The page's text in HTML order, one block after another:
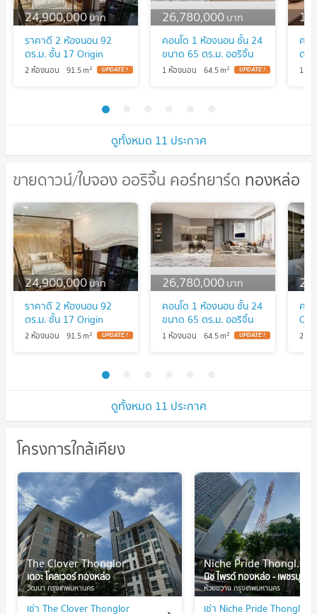
ดูทั้งหมด 11 ประกาศ
24,900,000บาท
ราคาดี 2 ห้องนอน 92
ตร.ม. ชั้น 17 Origin
Thonglor World ใกล้
2 ห้องนอน 91.5m2
26,780,000บาท
คอนโด 1 ห้องนอน ชั้น 24
ขนาด 65 ตร.ม. ออริจิ้น
ทองหล่อ เวิลด์ ใกล้ BTS
1 ห้องนอน 64.5m2
คอ
ตร.
1 ห้
ขายดาวน์/ใบจอง ออริจิ้น คอร์ทยาร์ด ทองหล่อ
ดูทั้งหมด 11 ประกาศ
ขายดาวน์/ใบจอง ออริจิ้น คอร์ทยาร์ด
ทองหล่อ
24,900,000บาท
ราคาดี 2 ห้องนอน 92
ตร.ม. ชั้น 17 Origin
Thonglor World ใกล้
2 ห้องนอน 91.5m2
26,780,000บาท
คอนโด 1 ห้องนอน ชั้น 24
ขนาด 65 ตร.ม. ออริจิ้น
ทองหล่อ เวิลด์ ใกล้ BTS
1 ห้องนอน 64.5m2
คอ
พื้น
2 ห้
โครงการใกล้เคียง
The Clover Thonglor
เดอะ โคลเวอร์ ทองหล่อ
วัฒนา กรุงเทพมหานคร
เช่า The Clover Thonglor
Niche Pride Thonglor - Phetchaburi
นิช ไพรด์ ทองหล่อ - เพชรบุรี
ห้วยขวาง กรุงเทพมหานคร